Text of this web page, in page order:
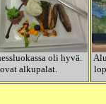
oli hyvä.
ovat alkupalat.